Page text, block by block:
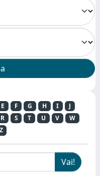
E F G H I
J
R S T U V
W
Z